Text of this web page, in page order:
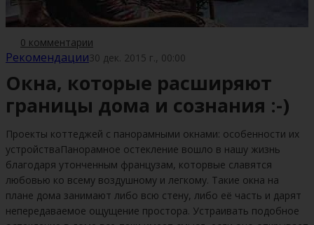
0 комментарии
Рекомендации30 дек. 2015 г., 00:00
Окна, которые расширяют
границы дома и сознания :-)
Проекты коттеджей с панорамными окнами: особенности их
устройстваПанорамное остекление вошло в нашу жизнь
благодаря утонченным французам, которвые славятся
любовью ко всему воздушному и легкому. Такие окна на
плане дома занимают либо всю стену, либо её часть и дарят
непередаваемое ощущение простора. Устраивать подобное